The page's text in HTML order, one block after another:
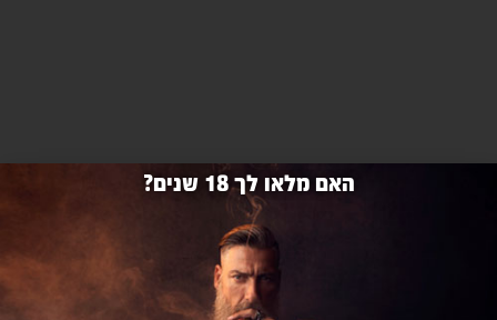
האם מלאו לך 18 שנים?